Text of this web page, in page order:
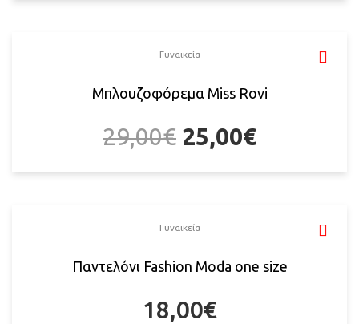
Γυναικεία
Mπλουζοφόρεμα Miss Rovi
29,00€ 25,00€
Γυναικεία
Παντελόνι Fashion Moda one size
18,00€